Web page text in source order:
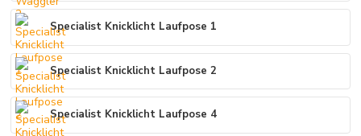
Specialist Knicklicht Laufpose 1
Specialist Knicklicht Laufpose 2
Specialist Knicklicht Laufpose 4